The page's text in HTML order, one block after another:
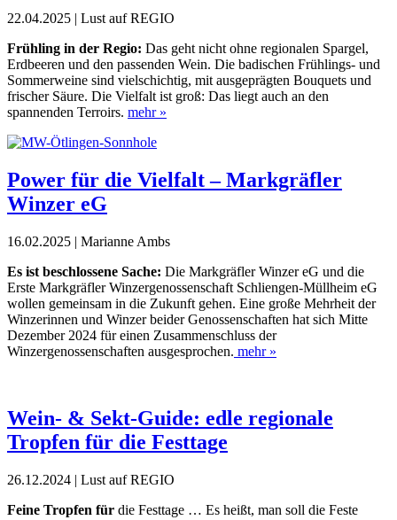
22.04.2025 | Lust auf REGIO
Frühling in der Regio: Das geht nicht ohne regionalen Spargel,
Erdbeeren und den passenden Wein. Die badischen Frühlings- und
Sommerweine sind vielschichtig, mit ausgeprägten Bouquets und
frischer Säure. Die Vielfalt ist groß: Das liegt auch an den
spannenden Terroirs. mehr »
Power für die Vielfalt – Markgräfler
Winzer eG
16.02.2025 | Marianne Ambs
Es ist beschlossene Sache: Die Markgräfler Winzer eG und die
Erste Markgräfler Winzergenossenschaft Schliengen-Müllheim eG
wollen gemeinsam in die Zukunft gehen. Eine große Mehrheit der
Winze­rinnen und Winzer beider Genossenschaften hat sich Mitte
Dezember 2024 für einen Zusammenschluss der
Winzergenossenschaften ausgesprochen. mehr »
Wein- & Sekt-Guide: edle regionale
Tropfen für die Festtage
26.12.2024 | Lust auf REGIO
Feine Tropfen für die Festtage … Es heißt, man soll die Feste